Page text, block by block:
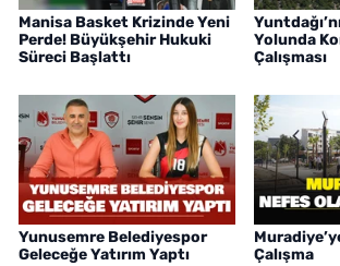
Manisa Basket Krizinde Yeni
Perde! Büyükşehir Hukuki
Süreci Başlattı
Yolunda
Çalışması
Yunusemre Belediyespor
Geleceğe Yatırım Yaptı
Çalışma